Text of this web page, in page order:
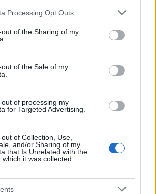
website/app uses one or more Google
visit or usage behaviour. You may click to
to Google and its third-party tags to
specified purposes in below Google
Processing Opt Outs
of the Sharing of my
of the Sale of my
of processing my
for Targeted Advertising.
of Collection, Use,
and/or Sharing of my
that Is Unrelated with the
it was collected.
lap versszerkesztője
összegzi, emellett rendkívül
a Magatartások és
irodalom Erdélyben tegnap